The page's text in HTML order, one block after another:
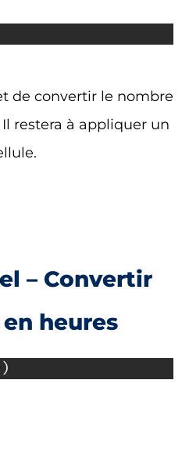
de convertir le nombre
restera à appliquer un
– Convertir
heures